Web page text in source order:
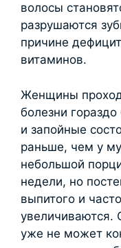
волосы
разрушаются
причине
витаминов.
Женщины
болезни
и запойные
раньше, чем у
небольшой
недели, но
выпитого и
увеличиваются.
уже не может